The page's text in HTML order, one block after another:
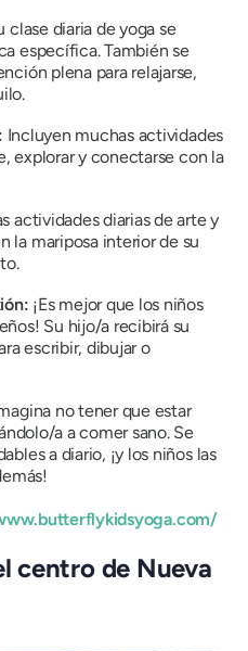
clase diaria de yoga se
específica. También se
plena para relajarse,
Incluyen muchas actividades
explorar y conectarse con la
actividades diarias de arte y
la mariposa interior de su
¡Es mejor que los niños
Su hijo/a recibirá su
escribir, dibujar o
no tener que estar
a a comer sano. Se
a diario, ¡y los niños las
centro de Nueva